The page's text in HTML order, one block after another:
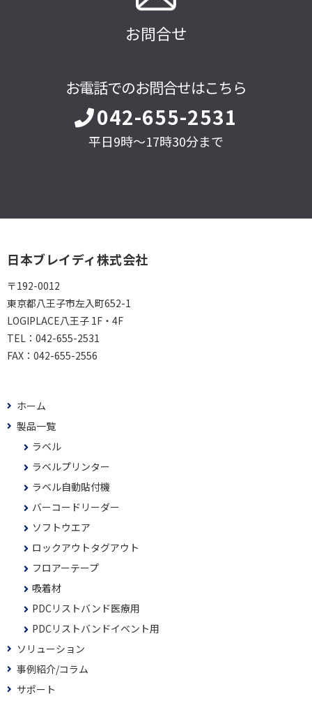
お問合せ
お電話でのお問合せはこちら
042-655-2531
平日9時～17時30分まで
日本ブレイディ株式会社
〒192-0012
東京都八王子市左入町652-1
LOGIPLACE八王子 1F・4F
TEL： 042-655-2531
FAX： 042-655-2556
ホーム
製品一覧
ラベル
ラベルプリンター
ラベル自動貼付機
バーコードリーダー
ソフトウエア
ロックアウトタグアウト
フロアーテープ
吸着材
PDCリストバンド医療用
PDCリストバンドイベント用
ソリューション
事例紹介/コラム
サポート